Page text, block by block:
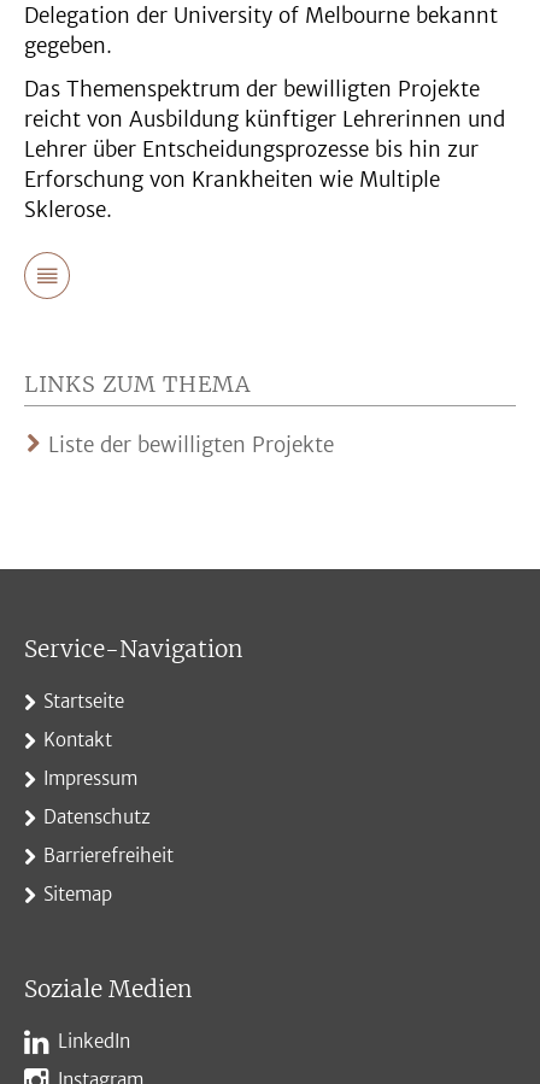
Delegation der University of Melbourne bekannt
gegeben.
Das Themenspektrum der bewilligten Projekte
reicht von Ausbildung künftiger Lehrerinnen und
Lehrer über Entscheidungsprozesse bis hin zur
Erforschung von Krankheiten wie Multiple
Sklerose.
LINKS ZUM THEMA
Liste der bewilligten Projekte
Service-Navigation
Startseite
Kontakt
Impressum
Datenschutz
Barrierefreiheit
Sitemap
Soziale Medien
LinkedIn